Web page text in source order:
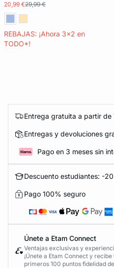
20,99 €29,99 €
REBAJAS: ¡Ahora 3x2 en
TODO*!
Entrega gratuita a partir de
Entregas y devoluciones
Pago en 3 meses sin
Descuento estudiantes: -
Pago 100% seguro
Únete a Etam Connect
Ventajas exclusivas y
¡Únete a Etam Connect y recibe
primeros 100 puntos fidelidad